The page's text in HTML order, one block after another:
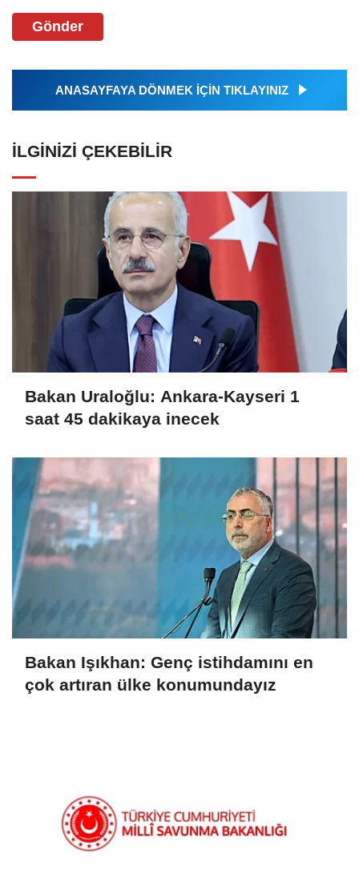
Gönder
ANASAYFAYA DÖNMEK İÇİN TIKLAYINIZ
İLGINIZI ÇEKEBILIR
Bakan Uraloğlu: Ankara-Kayseri 1
saat 45 dakikaya inecek
Bakan Işıkhan: Genç istihdamını en
çok artıran ülke konumundayız